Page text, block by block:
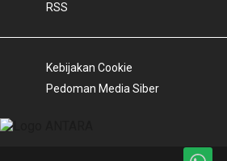
RSS
Kebijakan Cookie
Pedoman Media Siber